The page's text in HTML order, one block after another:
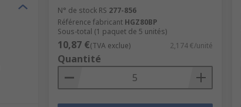
N° de stock RS 277-856
Référence fabricant HGZ80BP
Sous-total (1 paquet de 5 unités)
10,87 €(TVA exclue) 2,174 €/unité
Quantité